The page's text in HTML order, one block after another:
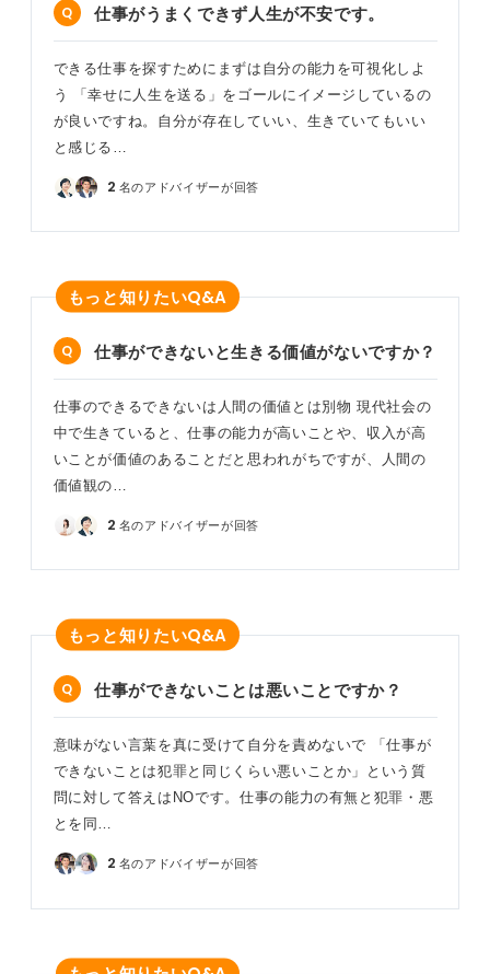
仕事がうまくできず人生が不安です。
できる仕事を探すためにまずは自分の能力を可視化しよ
う 「幸せに人生を送る」をゴールにイメージしているの
が良いですね。自分が存在していい、生きていてもいい
と感じる…
2 名のアドバイザーが回答
もっと知りたいQ&A
仕事ができないと生きる価値がないですか？
仕事のできるできないは人間の価値とは別物 現代社会の
中で生きていると、仕事の能力が高いことや、収入が高
いことが価値のあることだと思われがちですが、人間の
価値観の…
2 名のアドバイザーが回答
もっと知りたいQ&A
仕事ができないことは悪いことですか？
意味がない言葉を真に受けて自分を責めないで 「仕事が
できないことは犯罪と同じくらい悪いことか」という質
問に対して答えはNOです。仕事の能力の有無と犯罪・悪
とを同…
2 名のアドバイザーが回答